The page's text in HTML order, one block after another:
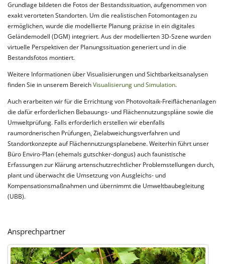
Grundlage bildeten die Fotos der Bestandssituation, aufgenommen von
exakt verorteten Standorten. Um die realistischen Fotomontagen zu
ermöglichen, wurde die modellierte Planung präzise in ein digitales
Geländemodell (DGM) integriert. Aus der modellierten 3D-Szene wurden
virtuelle Perspektiven der Planungssituation generiert und in die
Bestandsfotos montiert.
Weitere Informationen über Visualisierungen und Sichtbarkeitsanalysen
finden Sie in unserem BereichVisualisierung und Simulation.
Auch erarbeiten wir für die Errichtung von Photovoltaik-Freiflächenanlagen
die dafür erforderlichen Bebauungs- und Flächennutzungspläne sowie die
Umweltprüfung. Falls erforderlich erstellen wir ebenfalls
raumordnerischen Prüfungen, Zielabweichungsverfahren und
Standortkonzepte auf Flächennutzungsplanebene. Weiterhin führt unser
Büro Enviro-Plan (ehemals gutschker-dongus) auch faunistische
Erfassungen zur Klärung artenschutzrechtlicher Problemstellungen durch,
plant und überwacht die Umsetzung von Ausgleichs- und
Kompensationsmaßnahmen und übernimmt die Umweltbaubegleitung
(UBB).
Ansprechpartner